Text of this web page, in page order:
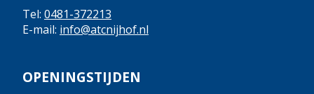
Tel: 0481-372213
E-mail: info@atcnijhof.nl
OPENINGSTIJDEN